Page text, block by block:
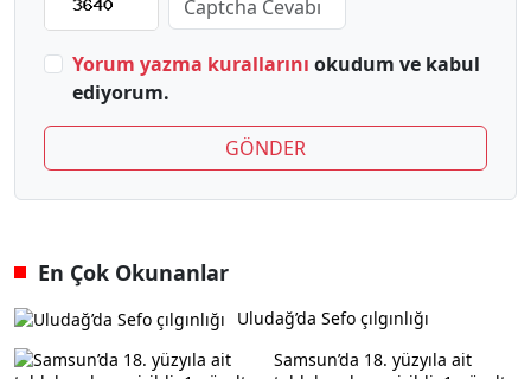
Yorum yazma kurallarını okudum ve kabul
ediyorum.
GÖNDER
En Çok Okunanlar
Uludağ’da Sefo çılgınlığı
Samsun’da 18. yüzyıla ait